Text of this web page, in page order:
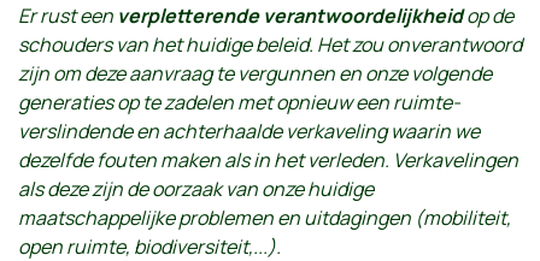
Er rust een verpletterende verantwoordelijkheidop de
schouders van het huidige beleid. Het zou onverantwoord
zijn om deze aanvraag te vergunnen en onze volgende
generaties op te zadelen met opnieuw een ruimte-
verslindende en achterhaalde verkaveling waarin we
dezelfde fouten maken als in het verleden. Verkavelingen
als deze zijn de oorzaak van onze huidige
maatschappelijke problemen en uitdagingen (mobiliteit,
open ruimte, biodiversiteit,...).